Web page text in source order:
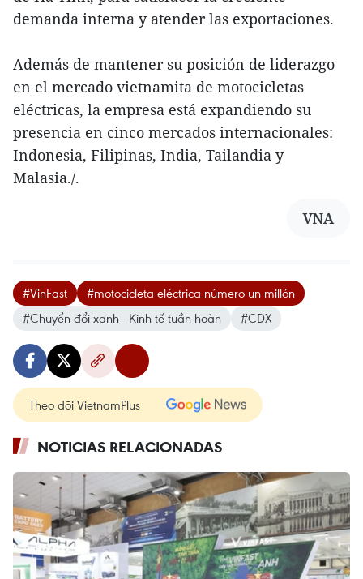
demanda interna y atender las exportaciones.
Además de mantener su posición de liderazgo
en el mercado vietnamita de motocicletas
eléctricas, la empresa está expandiendo su
presencia en cinco mercados internacionales:
Indonesia, Filipinas, India, Tailandia y
Malasia./.
VNA
#VinFast
#motocicleta eléctrica número un millón
#Chuyển đổi xanh - Kinh tế tuần hoàn
#CDX
Theo dõi VietnamPlus
NOTICIAS RELACIONADAS